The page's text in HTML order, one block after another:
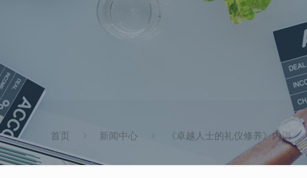
首页 新闻中心 《卓越人士的礼仪修养》内训